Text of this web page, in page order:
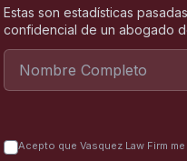
Estas son estadísticas
confidencial de un abogado
Acepto que Vasquez Law Firm